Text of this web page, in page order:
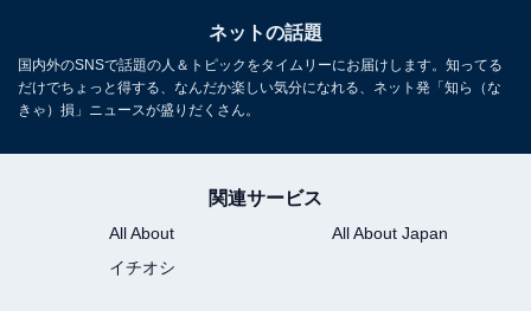
ネットの話題
国内外のSNSで話題の人＆トピックをタイムリーにお届けします。知ってる
だけでちょっと得する、なんだか楽しい気分になれる、ネット発「知ら（な
きゃ）損」ニュースが盛りだくさん。
関連サービス
All About
All About Japan
イチオシ